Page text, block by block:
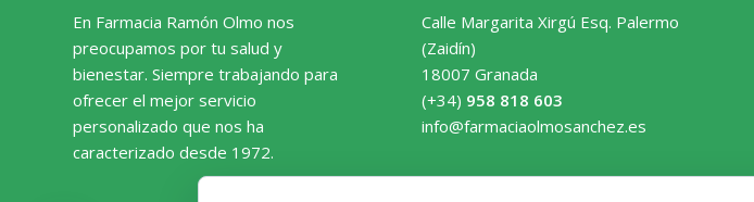
En Farmacia Ramón Olmo nos
preocupamos por tu salud y
bienestar. Siempre trabajando para
ofrecer el mejor servicio
personalizado que nos ha
caracterizado desde 1972.
Calle Margarita Xirgú Esq. Palermo
(Zaidín)
18007 Granada
(+34) 958 818 603
info@farmaciaolmosanchez.es